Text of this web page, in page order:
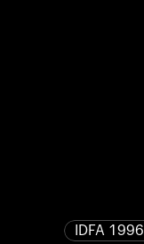
IDFA 1996